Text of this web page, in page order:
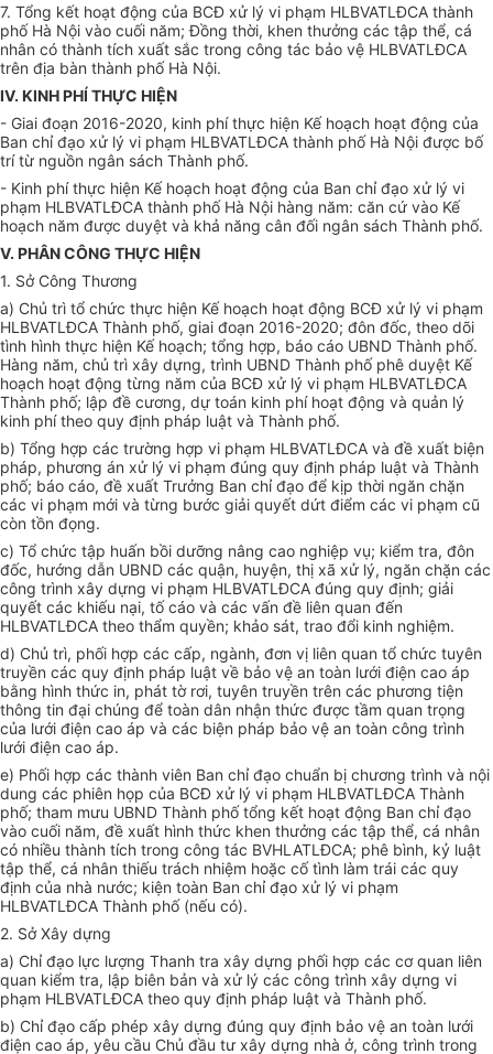
7. Tổng kết hoạt động của BCĐ xử lý vi phạm HLBVATLĐCA thành
phố Hà Nội vào cuối năm; Đồng thời, khen thưởng các tập thể, cá
nhân có thành tích xuất sắc trong công tác bảo vệ HLBVATLĐCA
trên địa bàn thành phố Hà Nội.
IV. KINH PHÍ THỰC HIỆN
- Giai đoạn 2016-2020, kinh phí thực hiện Kế hoạch hoạt động của
Ban chỉ đạo xử lý vi phạm HLBVATLĐCA thành phố Hà Nội được bố
trí từ nguồn ngân sách Thành phố.
- Kinh phí thực hiện Kế hoạch hoạt động của Ban chỉ đạo xử lý vi
phạm HLBVATLĐCA thành phố Hà Nội hàng năm: căn cứ vào Kế
hoạch năm được duyệt và khả năng cân đối ngân sách Thành phố.
V. PHÂN CÔNG THỰC HIỆN
1. Sở Công Thương
a) Chủ trì tổ chức thực hiện Kế hoạch hoạt động BCĐ xử lý vi phạm
HLBVATLĐCA Thành phố, giai đoạn 2016-2020; đôn đốc, theo dõi
tình hình thực hiện Kế hoạch; tổng hợp, báo cáo UBND Thành phố.
Hàng năm, chủ trì xây dựng, trình UBND Thành phố phê duyệt Kế
hoạch hoạt động từng năm của BCĐ xử lý vi phạm HLBVATLĐCA
Thành phố; lập đề cương, dự toán kinh phí hoạt động và quản lý
kinh phí theo quy định pháp luật và Thành phố.
b) Tổng hợp các trường hợp vi phạm HLBVATLĐCA và đề xuất biện
pháp, phương án xử lý vi phạm đúng quy định pháp luật và Thành
phố; báo cáo, đề xuất Trưởng Ban chỉ đạo để kịp thời ngăn chặn
các vi phạm mới và từng bước giải quyết dứt điểm các vi phạm cũ
còn tồn đọng.
c) Tổ chức tập huấn bồi dưỡng nâng cao nghiệp vụ; kiểm tra, đôn
đốc, hướng dẫn UBND các quận, huyện, thị xã xử lý, ngăn chặn các
công trình xây dựng vi phạm HLBVATLĐCA đúng quy định; giải
quyết các khiếu nại, tố cáo và các vấn đề liên quan đến
HLBVATLĐCA theo thẩm quyền; khảo sát, trao đổi kinh nghiệm.
d) Chủ trì, phối hợp các cấp, ngành, đơn vị liên quan tổ chức tuyên
truyền các quy định pháp luật về bảo vệ an toàn lưới điện cao áp
bằng hình thức in, phát tờ rơi, tuyên truyền trên các phương tiện
thông tin đại chúng để toàn dân nhận thức được tầm quan trọng
của lưới điện cao áp và các biện pháp bảo vệ an toàn công trình
lưới điện cao áp.
e) Phối hợp các thành viên Ban chỉ đạo chuẩn bị chương trình và nội
dung các phiên họp của BCĐ xử lý vi phạm HLBVATLĐCA Thành
phố; tham mưu UBND Thành phố tổng kết hoạt động Ban chỉ đạo
vào cuối năm, đề xuất hình thức khen thưởng các tập thể, cá nhân
có nhiều thành tích trong công tác BVHLATLĐCA; phê bình, kỷ luật
tập thể, cá nhân thiếu trách nhiệm hoặc cố tình làm trái các quy
định của nhà nước; kiện toàn Ban chỉ đạo xử lý vi phạm
HLBVATLĐCA Thành phố(nếu có).
2. Sở Xây dựng
a) Chỉ đạo lực lượng Thanh tra xây dựng phối hợp các cơ quan liên
quan kiểm tra, lập biên bản và xử lý các công trình xây dựng vi
phạm HLBVATLĐCA theo quy định pháp luật và Thành phố.
b) Chỉ đạo cấp phép xây dựng đúng quy định bảo vệ an toàn lưới
điện cao áp, yêu cầu Chủ đầu tư xây dựng nhà ở, công trình trong